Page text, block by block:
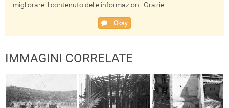
migliorare il contenuto delle informazioni. Grazie!
Okay
IMMAGINI CORRELATE